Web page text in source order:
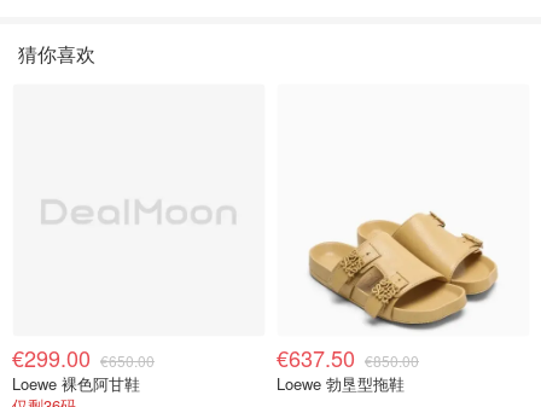
猜你喜欢
€299.00 €650.00
Loewe 裸色阿甘鞋
€637.50 €850.00
Loewe 勃垦型拖鞋